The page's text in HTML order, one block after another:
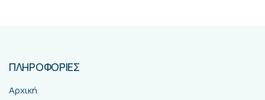
ΠΛΗΡΟΦΟΡΙΕΣ
Αρχική